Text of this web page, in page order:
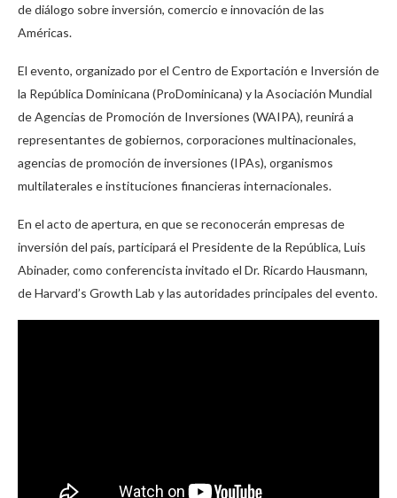
de diálogo sobre inversión, comercio e innovación de las
Américas.
El evento, organizado por el Centro de Exportación e Inversión de
la República Dominicana (ProDominicana) y la Asociación Mundial
de Agencias de Promoción de Inversiones (WAIPA), reunirá a
representantes de gobiernos, corporaciones multinacionales,
agencias de promoción de inversiones (IPAs), organismos
multilaterales e instituciones financieras internacionales.
En el acto de apertura, en que se reconocerán empresas de
inversión del país, participará el Presidente de la República, Luis
Abinader, como conferencista invitado el Dr. Ricardo Hausmann,
de Harvard’s Growth Lab y las autoridades principales del evento.